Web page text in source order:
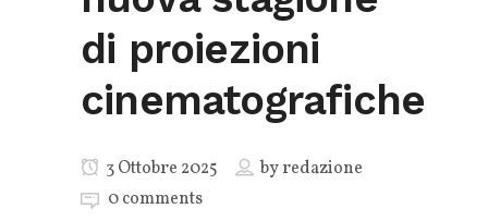
di proiezioni
cinematografiche
3 Ottobre 2025 byredazione
0 comments